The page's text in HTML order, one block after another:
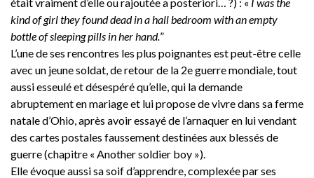
kind of girl they found dead in a hall bedroom with an empty
bottle of sleeping pills in her hand.”
L’une de ses rencontres les plus poignantes est peut-être celle
avec un jeune soldat, de retour de la 2e guerre mondiale, tout
aussi esseulé et désespéré qu’elle, qui la demande
abruptement en mariage et lui propose de vivre dans sa ferme
natale d’Ohio, après avoir essayé de l’arnaquer en lui vendant
des cartes postales faussement destinées aux blessés de
guerre (chapitre « Another soldier boy »).
Elle évoque aussi sa soif d’apprendre, complexée par ses